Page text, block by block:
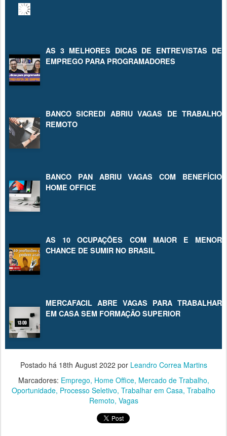
AS 3 MELHORES DICAS DE ENTREVISTAS DE
EMPREGO PARA PROGRAMADORES
BANCO SICREDI ABRIU VAGAS DE TRABALHO
REMOTO
BANCO PAN ABRIU VAGAS COM BENEFÍCIO
HOME OFFICE
AS 10 OCUPAÇÕES COM MAIOR E MENOR
CHANCE DE SUMIR NO BRASIL
MERCAFACIL ABRE VAGAS PARA TRABALHAR
EM CASA SEM FORMAÇÃO SUPERIOR
Postado há 18th August 2022 por Leandro Correa Martins
Marcadores: Emprego Home Office Mercado de Trabalho
Oportunidade Processo Seletivo Trabalhar em Casa Trabalho
Remoto Vagas